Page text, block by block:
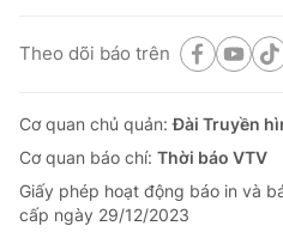
Theo dõi báo trên
Cơ quan chủ quản:Đài Truyền
Cơ quan báo chí: Thời báo VTV
Giấy phép hoạt động báo in và
cấp ngày 29/12/2023